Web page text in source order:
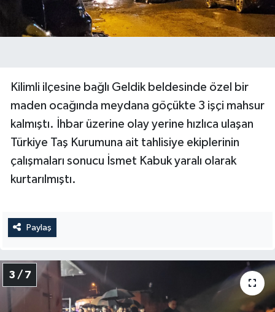
Kilimli ilçesine bağlı Geldik beldesinde özel bir
maden ocağında meydana göçükte 3 işçi mahsur
kalmıştı. İhbar üzerine olay yerine hızlıca ulaşan
Türkiye Taş Kurumuna ait tahlisiye ekiplerinin
çalışmaları sonucu İsmet Kabuk yaralı olarak
kurtarılmıştı.
Paylaş
3 / 7